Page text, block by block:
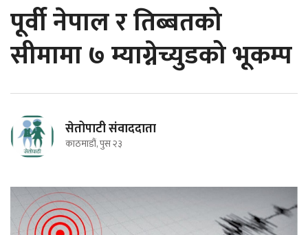
पूर्वी नेपाल र तिब्बतको
सीमामा ७ म्याग्नेच्युडको भूकम्प
सेतोपाटी संवाददाता
काठमाडौं, पुस २३